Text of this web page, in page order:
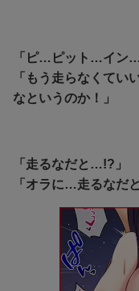
「ピ…ピット…イン
「もう走らなくて
なというのか！」
「走るなだと…!?」
「オラに…走るなだ